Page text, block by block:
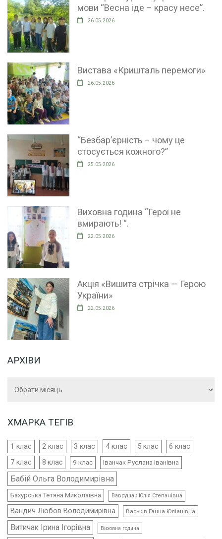
мови “Весна іде – красу несе”.
26.05.2026
Вистава «Кришталь перемоги»
26.05.2026
“Безбар’єрність – чому це
стосується кожного?”
25.05.2026
Виховна година “Герої не
вмирають! “.
22.05.2026
Акція «Вишита стрічка — Герою
України»
22.05.2026
АРХІВИ
ХМАРКА ТЕГІВ
1 клас 2 клас 3 клас 4 клас 5 клас 6 клас
7 клас 8 клас 9 клас Іванчак Руслана Іванівна
Бабій Ольга Володимирівна
Бахурська Тетяна Миколаївна Ваврущак Юлія Степанівна
Вандич Любов Володимирівна Васьків Ганна Юліанівна
Витичак Ірина Ігорівна Виховна година